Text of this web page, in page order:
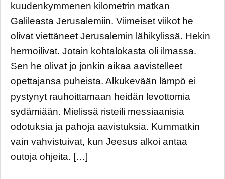
kuudenkymmenen kilometrin matkan
Galileasta Jerusalemiin. Viimeiset viikot he
olivat viettäneet Jerusalemin lähikylissä. Hekin
hermoilivat. Jotain kohtalokasta oli ilmassa.
Sen he olivat jo jonkin aikaa aavistelleet
opettajansa puheista. Alkukevään lämpö ei
pystynyt rauhoittamaan heidän levottomia
sydämiään. Mielissä risteili messiaanisia
odotuksia ja pahoja aavistuksia. Kummatkin
vain vahvistuivat, kun Jeesus alkoi antaa
outoja ohjeita. […]